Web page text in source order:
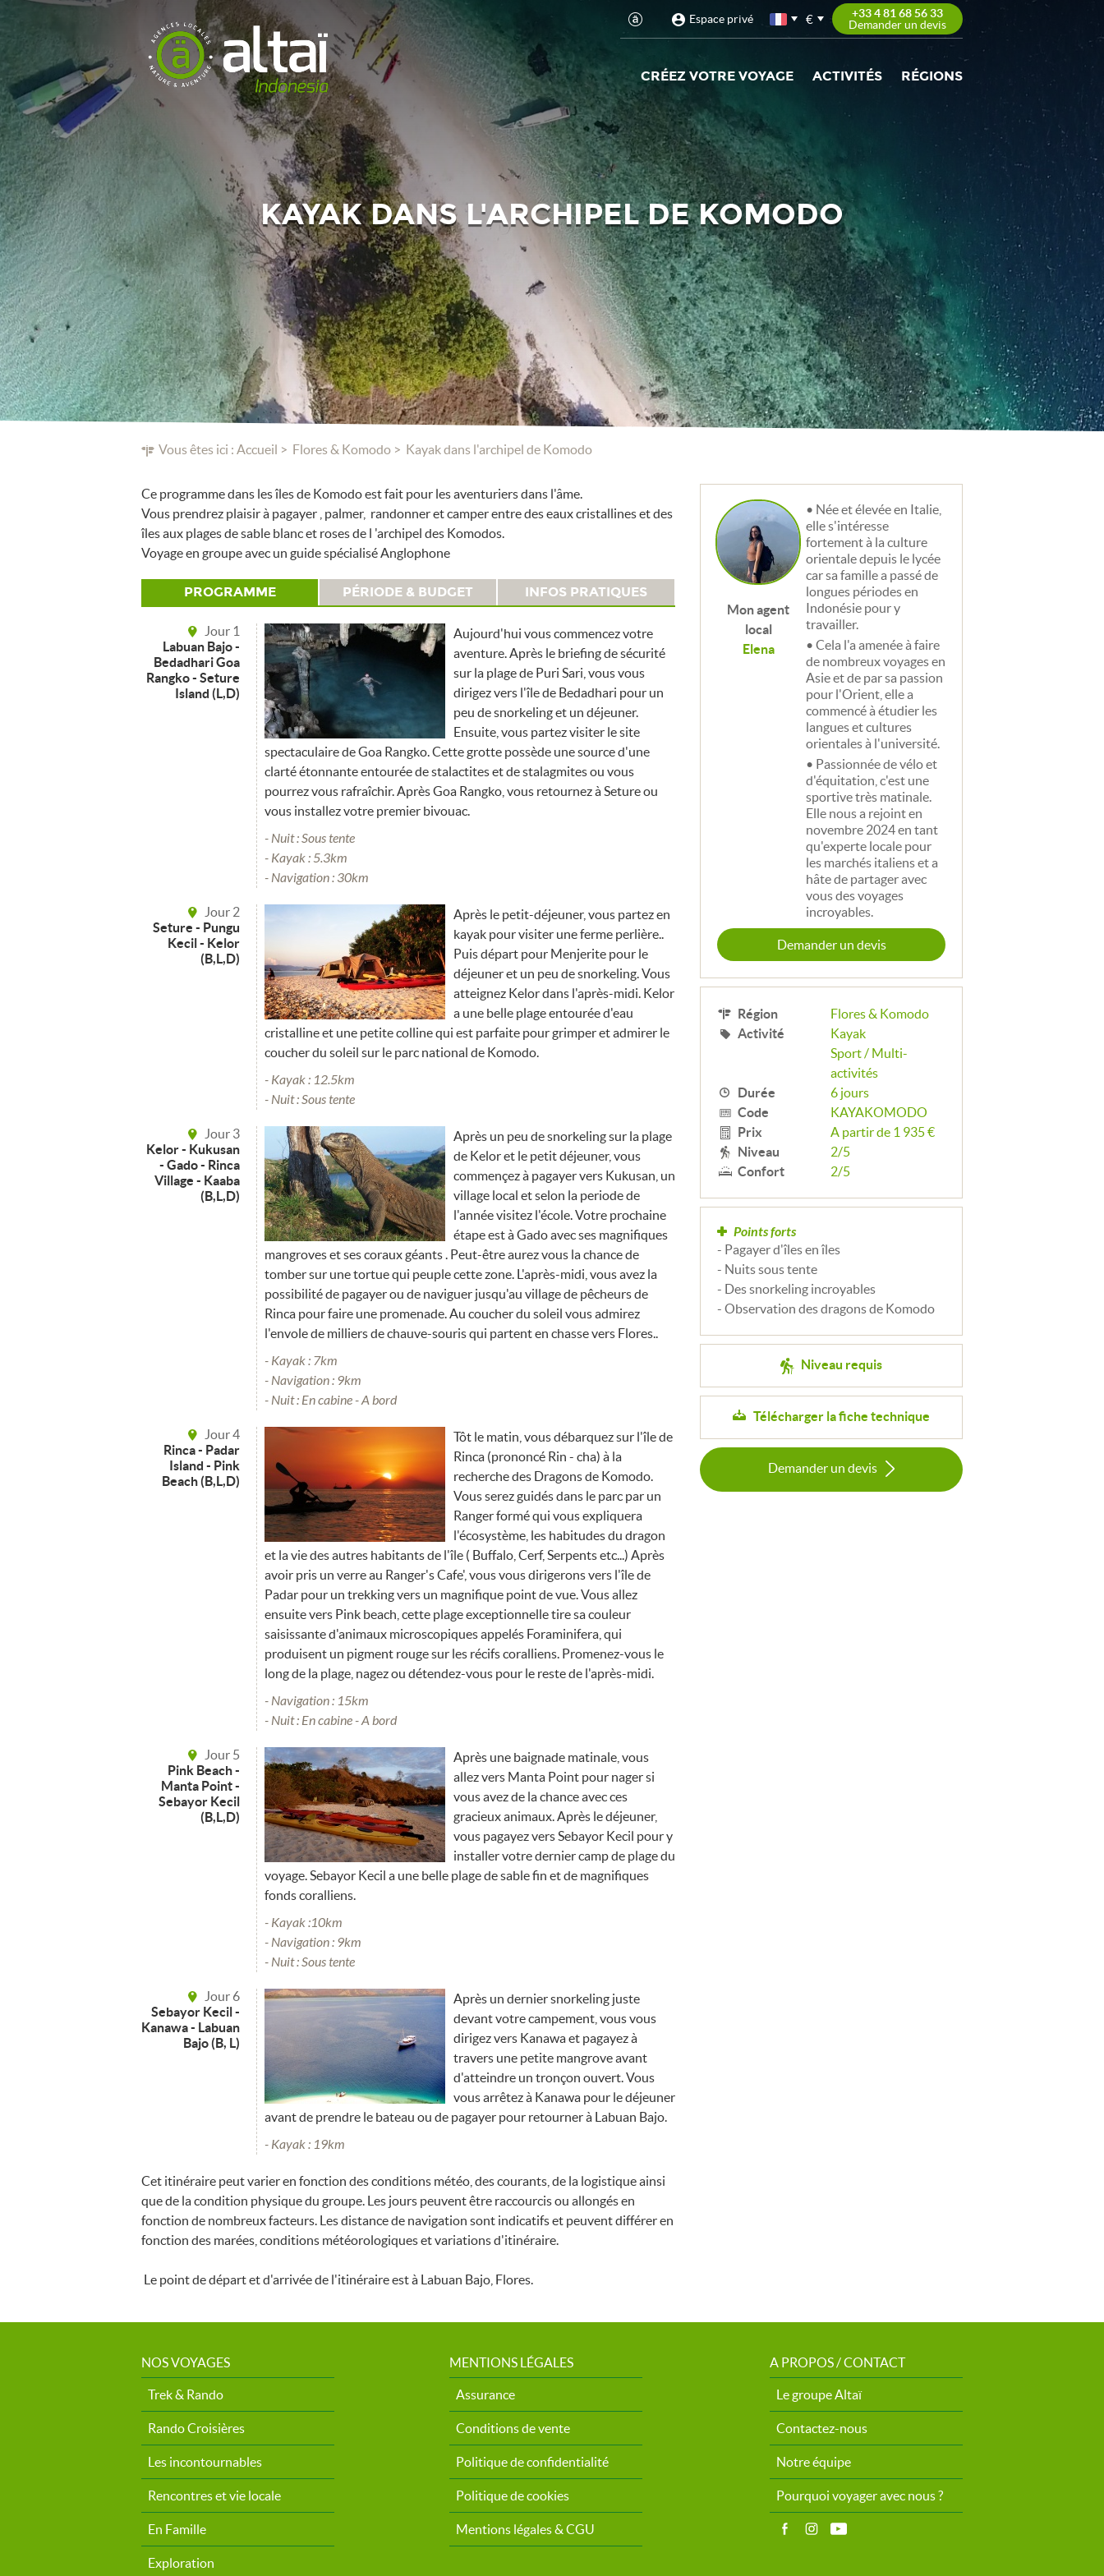
Espace privé €
+33 4 81 68 56 33
Demander un devis
CRÉEZ VOTRE VOYAGE ACTIVITÉS RÉGIONS
Vous êtes ici : Accueil Flores & Komodo Kayak dans l'archipel de Komodo
KAYAK DANS L'ARCHIPEL DE KOMODO
Ce programme dans les îles de Komodo est fait pour les aventuriers dans l'âme.
Vous prendrez plaisir à pagayer , palmer, randonner et camper entre des eaux cristallines et des
îles aux plages de sable blanc et roses de l 'archipel des Komodos.
Voyage en groupe avec un guide spécialisé Anglophone
PROGRAMME PÉRIODE & BUDGET INFOS PRATIQUES
Jour 1
Labuan Bajo -
Bedadhari Goa
Rangko - Seture
Island (L,D)
Aujourd'hui vous commencez votre
aventure. Après le briefing de sécurité
sur la plage de Puri Sari, vous vous
dirigez vers l'île de Bedadhari pour un
peu de snorkeling et un déjeuner.
Ensuite, vous partez visiter le site
spectaculaire de Goa Rangko. Cette grotte possède une source d'une
clarté étonnante entourée de stalactites et de stalagmites ou vous
pourrez vous rafraîchir. Après Goa Rangko, vous retournez à Seture ou
vous installez votre premier bivouac.
- Nuit : Sous tente
- Kayak : 5.3km
- Navigation : 30km
Jour 2
Seture - Pungu
Kecil - Kelor
(B,L,D)
Après le petit-déjeuner, vous partez en
kayak pour visiter une ferme perlière..
Puis départ pour Menjerite pour le
déjeuner et un peu de snorkeling. Vous
atteignez Kelor dans l'après-midi. Kelor
a une belle plage entourée d'eau
cristalline et une petite colline qui est parfaite pour grimper et admirer le
coucher du soleil sur le parc national de Komodo.
- Kayak : 12.5km
- Nuit : Sous tente
Jour 3
Kelor - Kukusan
- Gado - Rinca
Village - Kaaba
(B,L,D)
Après un peu de snorkeling sur la plage
de Kelor et le petit déjeuner, vous
commençez à pagayer vers Kukusan, un
village local et selon la periode de
l'année visitez l'école. Votre prochaine
étape est à Gado avec ses magnifiques
mangroves et ses coraux géants . Peut-être aurez vous la chance de
tomber sur une tortue qui peuple cette zone. L'après-midi, vous avez la
possibilité de pagayer ou de naviguer jusqu'au village de pêcheurs de
Rinca pour faire une promenade. Au coucher du soleil vous admirez
l'envole de milliers de chauve-souris qui partent en chasse vers Flores..
- Kayak : 7km
- Navigation : 9km
- Nuit : En cabine - A bord
Jour 4
Rinca - Padar
Island - Pink
Beach (B,L,D)
Tôt le matin, vous débarquez sur l'île de
Rinca (prononcé Rin - cha) à la
recherche des Dragons de Komodo.
Vous serez guidés dans le parc par un
Ranger formé qui vous expliquera
l'écosystème, les habitudes du dragon
et la vie des autres habitants de l'île ( Buffalo, Cerf, Serpents etc...) Après
avoir pris un verre au Ranger's Cafe', vous vous dirigerons vers l'île de
Padar pour un trekking vers un magnifique point de vue. Vous allez
ensuite vers Pink beach, cette plage exceptionnelle tire sa couleur
saisissante d'animaux microscopiques appelés Foraminifera, qui
produisent un pigment rouge sur les récifs coralliens. Promenez-vous le
long de la plage, nagez ou détendez-vous pour le reste de l'après-midi.
- Navigation : 15km
- Nuit : En cabine - A bord
Jour 5
Pink Beach -
Manta Point -
Sebayor Kecil
(B,L,D)
Après une baignade matinale, vous
allez vers Manta Point pour nager si
vous avez de la chance avec ces
gracieux animaux. Après le déjeuner,
vous pagayez vers Sebayor Kecil pour y
installer votre dernier camp de plage du
voyage. Sebayor Kecil a une belle plage de sable fin et de magnifiques
fonds coralliens.
- Kayak :10km
- Navigation : 9km
- Nuit : Sous tente
Jour 6
Sebayor Kecil -
Kanawa - Labuan
Bajo (B, L)
Après un dernier snorkeling juste
devant votre campement, vous vous
dirigez vers Kanawa et pagayez à
travers une petite mangrove avant
d'atteindre un tronçon ouvert. Vous
vous arrêtez à Kanawa pour le déjeuner
avant de prendre le bateau ou de pagayer pour retourner à Labuan Bajo.
- Kayak : 19km
Cet itinéraire peut varier en fonction des conditions météo, des courants, de la logistique ainsi
que de la condition physique du groupe. Les jours peuvent être raccourcis ou allongés en
fonction de nombreux facteurs. Les distance de navigation sont indicatifs et peuvent différer en
fonction des marées, conditions météorologiques et variations d'itinéraire.
Le point de départ et d'arrivée de l'itinéraire est à Labuan Bajo, Flores.
Mon agent
local
Elena
Née et élevée en Italie,
elle s'intéresse
fortement à la culture
orientale depuis le lycée
car sa famille a passé de
longues périodes en
Indonésie pour y
travailler.
Cela l'a amenée à faire
de nombreux voyages en
Asie et de par sa passion
pour l'Orient, elle a
commencé à étudier les
langues et cultures
orientales à l'université.
Passionnée de vélo et
d'équitation, c'est une
sportive très matinale.
Elle nous a rejoint en
novembre 2024 en tant
qu'experte locale pour
les marchés italiens et a
hâte de partager avec
vous des voyages
incroyables.
Demander un devis
Région
Flores & Komodo
Activité
Kayak
Sport / Multi-
activités
Durée
6 jours
Code
KAYAKOMODO
Prix
A partir de 1 935 €
Niveau
2/5
Confort
2/5
Points forts
- Pagayer d'îles en îles
- Nuits sous tente
- Des snorkeling incroyables
- Observation des dragons de Komodo
Niveau requis
Télécharger la fiche technique
Demander un devis
NOS VOYAGES
Trek & Rando
Rando Croisières
Les incontournables
Rencontres et vie locale
En Famille
Exploration
MENTIONS LÉGALES
Assurance
Conditions de vente
Politique de confidentialité
Politique de cookies
Mentions légales & CGU
A PROPOS / CONTACT
Le groupe Altaï
Contactez-nous
Notre équipe
Pourquoi voyager avec nous ?